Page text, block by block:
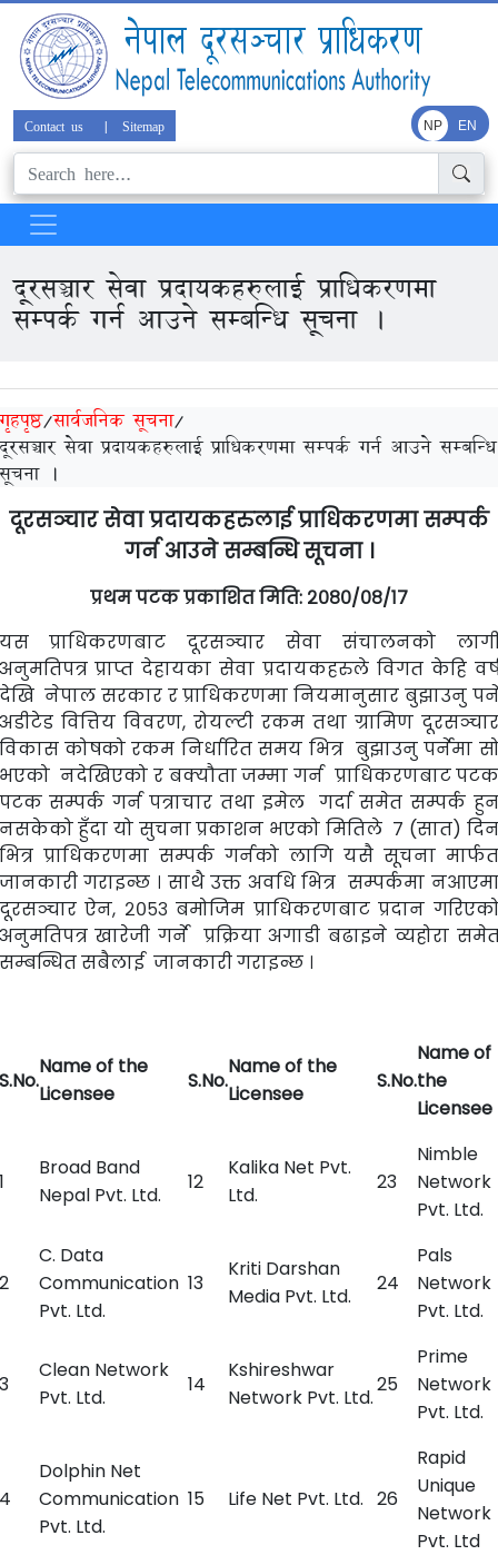
Contact us | Sitemap NP EN
दूरसञ्चार सेवा प्रदायकहरुलाई प्राधिकरणमा
सम्पर्क गर्न आउने सम्बन्धि सूचना ।
/सार्वजनिक सूचना/
सेवा प्रदायकहरुलाई प्राधिकरणमा सम्पर्क गर्न आउने सम्बन्धि
।
दूरसञ्चार सेवा प्रदायकहरुलाई प्राधिकरणमा सम्पर्क
गर्न आउने सम्बन्धि सूचना ।
प्रथम पटक प्रकाशित मिति: २०८०/०८/१७
प्राधिकरणबाट दूरसञ्चार सेवा संचालनको
प्राप्त देहायका सेवा प्रदायकहरुले विगत केहि
नेपाल सरकार र प्राधिकरणमा नियमानुसार बुझाउनु
वित्तिय विवरण, रोयल्टी रकम तथा ग्रामिण
कोषको रकम निर्धारित समय भित्र बुझाउनु पर्नेमा
नदेखिएको र बक्यौता जम्मा गर्न प्राधिकरणबाट
सम्पर्क गर्न पत्राचार तथा इमेल गर्दा समेत सम्पर्क
हुँदा यो सुचना प्रकाशन भएको मितिले ७ (सात)
प्राधिकरणमा सम्पर्क गर्नको लागि यसै सूचना
गराइन्छ । साथै उक्त अवधि भित्र सम्पर्कमा
ऐन, २०५३ बमोजिम प्राधिकरणबाट प्रदान
खारेजी गर्ने प्रक्रिया अगाडी बढाइने व्यहोरा
सबैलाई जानकारी गराइन्छ ।
Name of the
Licensee
S.No.
Name of the
Licensee
S.No.
Name of
the
Licensee
Broad Band
Nepal Pvt. Ltd.
12
Kalika Net Pvt.
Ltd.
23
Nimble
Network
Pvt. Ltd.
C. Data
Communication
Pvt. Ltd.
13
Kriti Darshan
Media Pvt. Ltd.
24
Pals
Network
Pvt. Ltd.
Clean Network
Pvt. Ltd.
14
Kshireshwar
Network Pvt. Ltd.
25
Prime
Network
Pvt. Ltd.
Dolphin Net
Communication
Pvt. Ltd.
15 Life Net Pvt. Ltd. 26
Rapid
Unique
Network
Pvt. Ltd